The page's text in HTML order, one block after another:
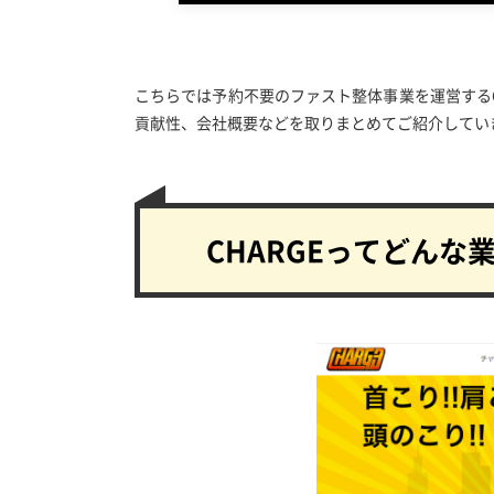
こちらでは予約不要のファスト整体事業を運営す
貢献性、会社概要などを取りまとめてご紹介して
CHARGEってどんな